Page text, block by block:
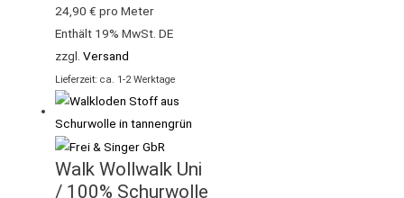
24,90€ pro Meter
Enthält 19% MwSt. DE
zzgl.Versand
Lieferzeit: ca. 1-2 Werktage
Walk Wollwalk Uni
/ 100% Schurwolle